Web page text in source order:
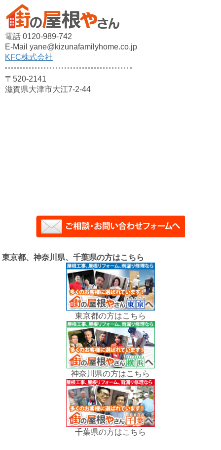
電話 0120-989-742
E-Mail yane@kizunafamilyhome.co.jp
KFC株式会社
〒520-2141
滋賀県大津市大江7-2-44
東京都、神奈川県、千葉県の方はこちら
東京都の方はこちら
神奈川県の方はこちら
千葉県の方はこちら